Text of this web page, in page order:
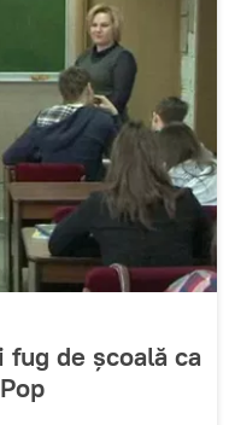
de școală ca